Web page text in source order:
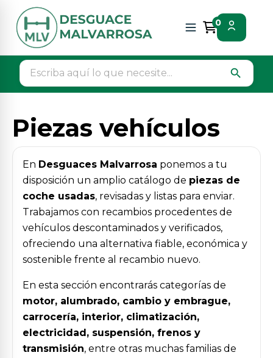
0
search
Inicio Piezas vehículos
Piezas vehículos
En Desguaces Malvarrosa ponemos a tu
disposición un amplio catálogo de piezas de
coche usadas, revisadas y listas para enviar.
Trabajamos con recambios procedentes de
vehículos descontaminados y verificados,
ofreciendo una alternativa fiable, económica y
sostenible frente al recambio nuevo.
En esta sección encontrarás categorías de
motor, alumbrado, cambio y embrague,
carrocería, interior, climatización,
electricidad, suspensión, frenos y
transmisión, entre otras muchas familias de